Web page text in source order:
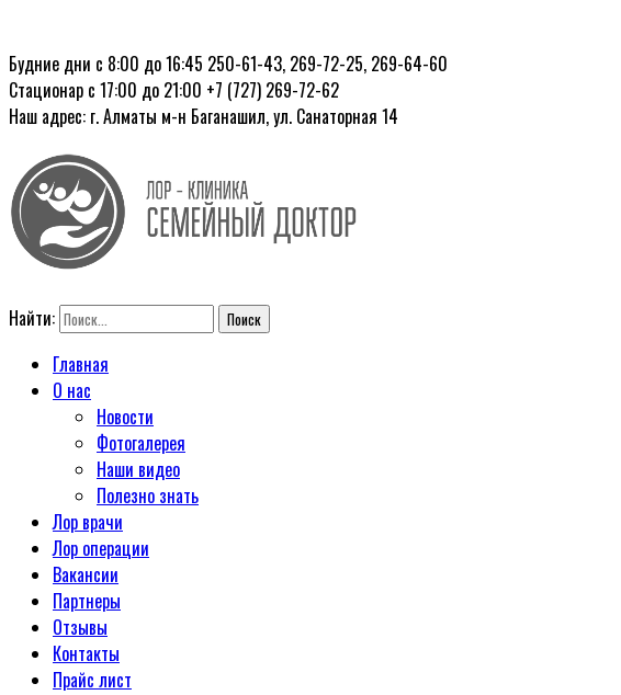
Будние дни с 8:00 до 16:45 250-61-43, 269-72-25, 269-64-60
Стационар с 17:00 до 21:00 +7 (727) 269-72-62
Наш адрес: г. Алматы м-н Баганашил, ул. Санаторная 14
Найти:
Главная
О нас
Новости
Фотогалерея
Наши видео
Полезно знать
Лор врачи
Лор операции
Вакансии
Партнеры
Отзывы
Контакты
Прайс лист